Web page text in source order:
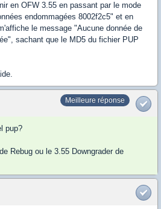
en OFW 3.55 en passant par le mode
endommagées 8002f2c5" et en
le message "Aucune donnée de
sachant que le MD5 du fichier PUP
Meilleure réponse
pup?
Rebug ou le 3.55 Downgrader de